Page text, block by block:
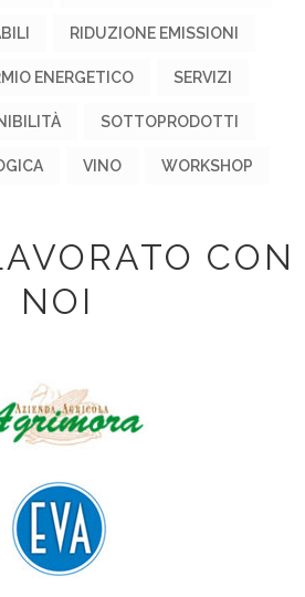
RIDUZIONE EMISSIONI
ENERGETICO SERVIZI
SOTTOPRODOTTI
VINO WORKSHOP
CON
NOI